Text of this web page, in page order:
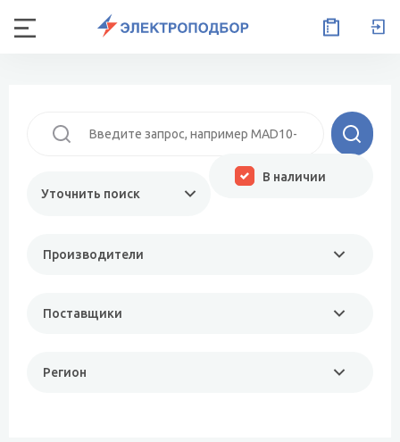
Уточнить поиск
Производители
Поставщики
Регион
В наличии